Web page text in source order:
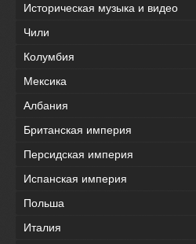
Историческая музыка и видео
Чили
Колумбия
Мексика
Албания
Британская империя
Персидская империя
Испанская империя
Польша
Италия